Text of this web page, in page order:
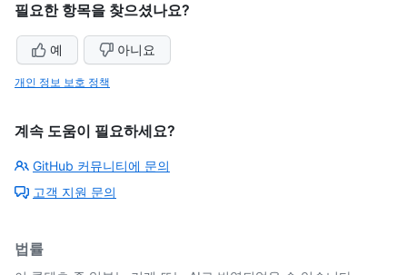
필요한 항목을 찾으셨나요?
예 아니요
개인 정보 보호 정책
계속 도움이 필요하세요?
GitHub 커뮤니티에 문의
고객 지원 문의
법률